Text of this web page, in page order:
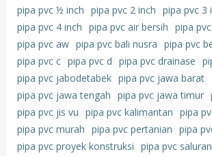
pipa pvc ½ inch pipa pvc 2 inch pipa pvc 3
pipa pvc 4 inch pipa pvc air bersih pipa
pipa pvc aw pipa pvc bali nusra pipa pvc
pipa pvc c pipa pvc d pipa pvc drainase
pipa pvc jabodetabek pipa pvc jawa barat
pipa pvc jawa tengah pipa pvc jawa timur
pipa pvc jis vu pipa pvc kalimantan pipa
pipa pvc murah pipa pvc pertanian pipa
pipa pvc proyek konstruksi pipa pvc